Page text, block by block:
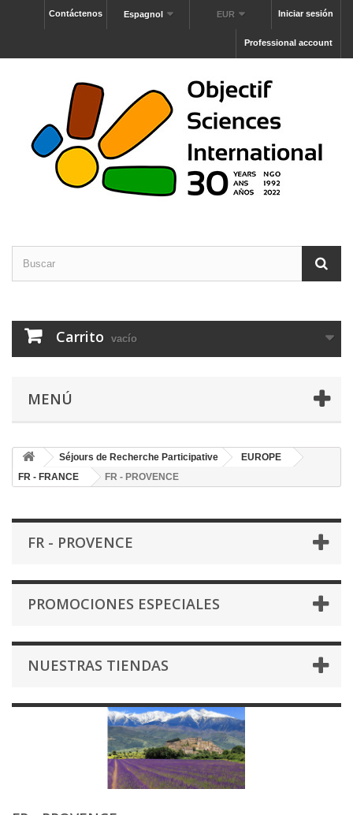
Iniciar sesión
EUR
Espagnol
Contáctenos
Professional account
Carrito vacío
MENÚ
Séjours de Recherche Participative
EUROPE
FR - FRANCE
FR - PROVENCE
FR - PROVENCE
PROMOCIONES ESPECIALES
NUESTRAS TIENDAS